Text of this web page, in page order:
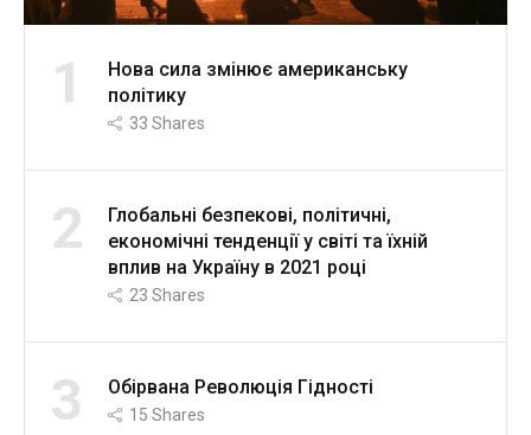
1
Нова сила змінює американську
політику
33 Shares
2
Глобальні безпекові, політичні,
економічні тенденції у світі та їхній
вплив на Україну в 2021 році
23 Shares
3 Обірвана Революція Гідності
15 Shares